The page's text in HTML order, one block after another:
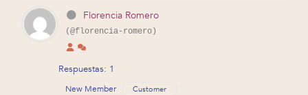
Florencia Romero
(@florencia-romero)
Respuestas: 1
New Member Customer